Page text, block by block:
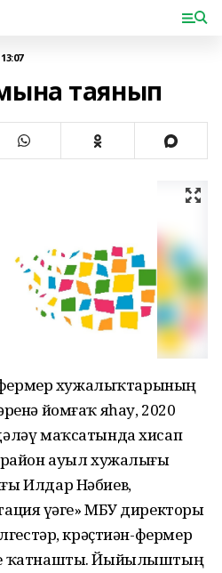
таянып
фермер хужалыҡтарының
йомғаҡ яһау, 2020
маҡсатында хисап
ауыл хужалығы
Илдар Нәбиев,
үҙәге» МБУ директоры
крәҫтиән-фермер
ҡатнашты. Йыйылыштың